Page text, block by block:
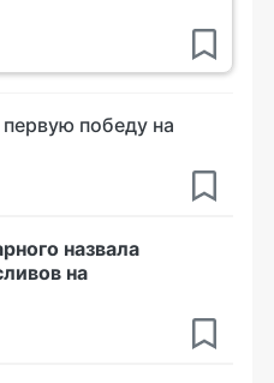
победу на
назвала
на